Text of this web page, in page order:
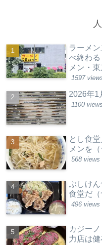
ラーメ
べ終わ
メン・東
1597
2026年1
1100 views
とし食
メンを
568 views
ぶしけ
食堂だ（
496 views
カジー
力店は健